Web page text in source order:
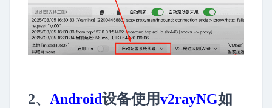
2、 Android设备使用v2rayNG如